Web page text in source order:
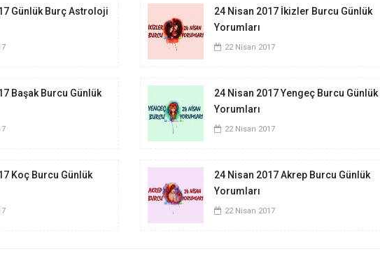
Günlük Burç Astroloji
24 Nisan 2017 İkizler Burcu Günlük
Yorumları
22 Nisan 2017
Başak Burcu Günlük
24 Nisan 2017 Yengeç Burcu Günlük
Yorumları
22 Nisan 2017
Koç Burcu Günlük
24 Nisan 2017 Akrep Burcu Günlük
Yorumları
22 Nisan 2017